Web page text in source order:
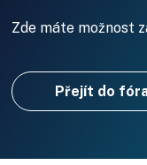
Zde máte možnost
Přejít do